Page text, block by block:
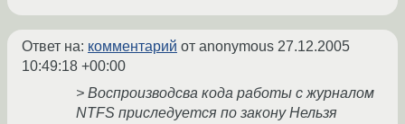
Ответ на: комментарий от anonymous 27.12.2005
10:49:18 +00:00
> Воспроизводсва кода работы с журналом
NTFS приследуется по закону Нельзя